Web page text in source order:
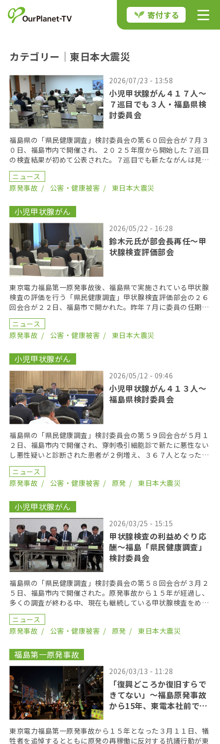
寄付する
カテゴリー｜東日本大震災
2026/07/23 - 13:58
小児甲状腺がん４１７人〜
７巡目でも３人・福島県検
討委員会
福島県の「県民健康調査」検討委員会の第６０回会合が７月３
０日、福島市内で開催され、２０２５年度から開始した７巡目
の検査結果が初めて公表された。７巡目でも新たながんは見つ
かり、悪性ないし悪性疑いと診断された患者が３人いるこ […]
ニュース
原発事故
公害・健康被害 東日本大震災
小児甲状腺がん
2026/05/22 - 16:28
鈴木元氏が部会長再任〜甲
状腺検査評価部会
東京電力福島第一原発事故後、福島県で実施されている甲状腺
検査の評価を行う「県民健康調査」甲状腺検査評価部会の２６
回会合が２２日、福島市で開かれた。昨年７月に委員の任期を
終え、委員が改選されてから初の開催となり、鈴木元保内 […]
ニュース
原発事故
公害・健康被害 東日本大震災
小児甲状腺がん
2026/05/12 - 09:46
小児甲状腺がん４１３人〜
福島県検討委員会
福島県の「県民健康調査」検討委員会の第５９回会合が５月１
２日、福島市内で開催され、穿刺吸引細胞診で新たに悪性ない
し悪性疑いと診断された患者が２例増え、３６７人となった。
２０１９年までにがん登録で把握された集計外の患者４７ […]
ニュース
原発事故
公害・健康被害 原発 東日本大震災
小児甲状腺がん
2026/03/25 - 15:15
甲状腺検査の利益めぐり応
酬〜福島「県民健康調査」
検討委員会
福島県の「県民健康調査」検討委員会の第５８回会合が３月２
５日、福島市内で開催された。原発事故から１５年が経過し、
多くの調査が終わる中、現在も継続している甲状腺検査をめぐ
り、激しく意見が交わされた。 手術を受けた患者〜分か […]
ニュース
原発事故
公害・健康被害 原発 東日本大震災
福島第一原発事故
2026/03/13 - 11:28
「復興どころか復旧すらで
きてない」〜福島原発事故
から15年、東電本社前で抗
東京電力福島第一原発事故から１５年となった３月１１日、犠
牲者を追悼するとともに原発の再稼働に反対する抗議行動が東